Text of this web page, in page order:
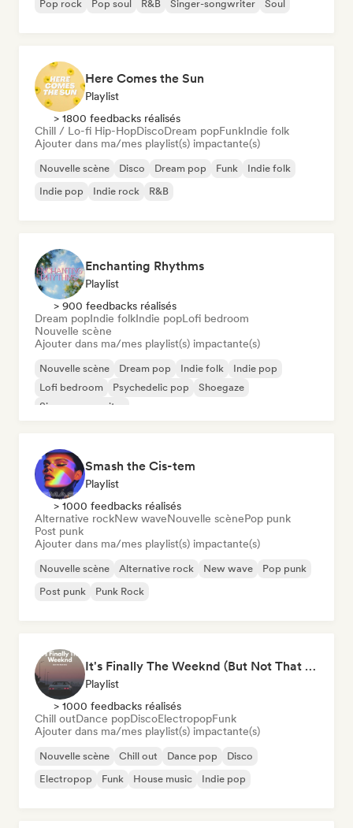
Pop rock Pop soul R&B Singer-songwriter Soul
Here Comes the Sun
Playlist
> 1800 feedbacks réalisés
Chill / Lo-fi Hip-HopDiscoDream popFunkIndie folk
Ajouter dans ma/mes playlist(s) impactante(s)
Nouvelle scène Disco Dream pop Funk
Indie folk
Indie pop
Indie rock R&B
Enchanting Rhythms
Playlist
> 900 feedbacks réalisés
Dream popIndie folkIndie popLofi bedroom
Nouvelle scène
Ajouter dans ma/mes playlist(s) impactante(s)
Nouvelle scène Dream pop Indie folk
Indie pop
Lofi bedroom
Psychedelic pop
Shoegaze
Singer-songwriter
Smash the Cis-tem
Playlist
> 1000 feedbacks réalisés
Alternative rockNew waveNouvelle scènePop punk
Post punk
Ajouter dans ma/mes playlist(s) impactante(s)
Nouvelle scène Alternative rock New wave
Pop punk
Post punk
Punk Rock
It's Finally The Weeknd (But Not That One)
Playlist
> 1000 feedbacks réalisés
Chill outDance popDiscoElectropopFunk
Ajouter dans ma/mes playlist(s) impactante(s)
Nouvelle scène Chill out Dance pop
Disco
Electropop
Funk House music Indie pop